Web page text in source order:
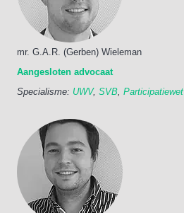
mr. G.A.R. (Gerben) Wieleman
Aangesloten advocaat
Specialisme: UWV, SVB Participatiewet